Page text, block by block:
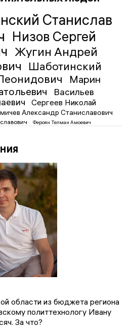
Станислав
Низов Сергей
Жугин Андрей
Шаботинский
Марин
Васильев
Сергеев Николай
Александр Станиславович
Фероян Телман Амоевич
области из бюджета региона
политтехнологу Ивану
За что?